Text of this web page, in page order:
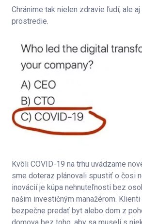
Chránime tak nielen zdravie ľudí, ale
prostredie.
Kvôli COVID-19 na trhu uvádzame
sme doteraz plánovali spustiť o čosi
inovácií je kúpa nehnuteľnosti bez
našim investičným manažérom. Klienti
bezpečne predať byt alebo dom z